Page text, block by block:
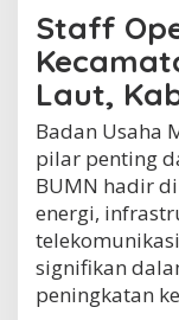
o
n
i
i
i
u
L
a
u
t
,
Staff
Laut,
Badan Usaha
pilar penting
BUMN hadir
energi,
signifikan
peningkatan